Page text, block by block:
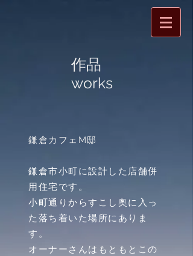
​作品
works
鎌倉カフェМ邸
鎌倉市小町に設計した店舗併
用住宅です。
小町通りからすこし奥に入っ
た落ち着いた場所にありま
す。
オーナーさんはもともとこの